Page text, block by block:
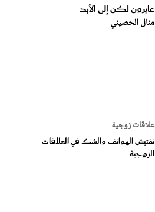
عابرون لكن إلى الأبد
منال الحصيني
علاقات زوجية
تفتيش الهواتف والشك في العلاقات
الزوجية